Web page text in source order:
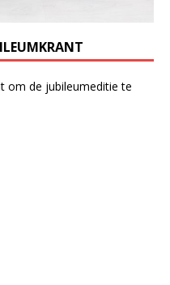
om de jubileumeditie te